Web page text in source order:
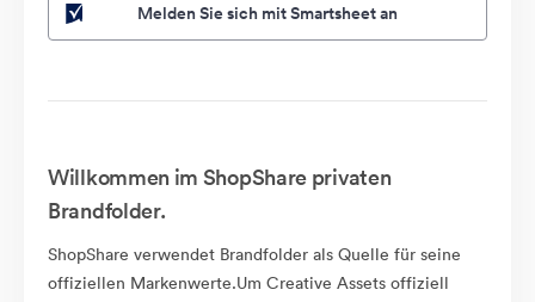
Melden Sie sich mit Smartsheet an
Willkommen im ShopShare privaten
Brandfolder.
ShopShare verwendet Brandfolder als Quelle für seine
offiziellen Markenwerte.Um Creative Assets offiziell